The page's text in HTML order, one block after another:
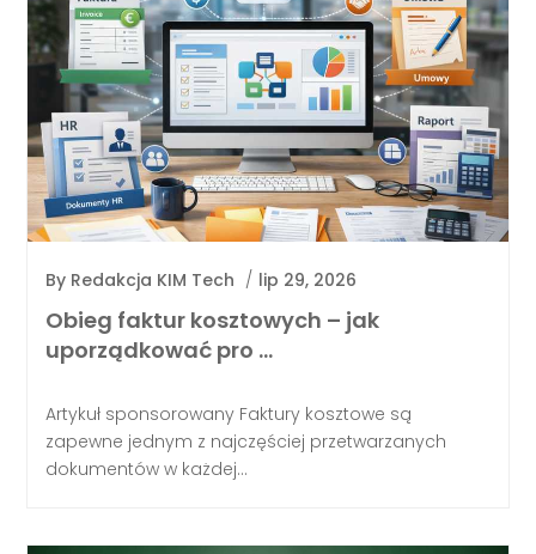
By Redakcja KIM Tech / lip 29, 2026
Obieg faktur kosztowych – jak
uporządkować pro …
Artykuł sponsorowany Faktury kosztowe są
zapewne jednym z najczęściej przetwarzanych
dokumentów w każdej...